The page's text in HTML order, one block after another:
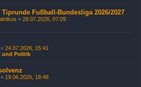
Fußball-Bundesliga 2026/2027
» 28.07.2026, 07:09
» 24.07.2026, 15:41
und Politik
» 19.06.2026, 18:48